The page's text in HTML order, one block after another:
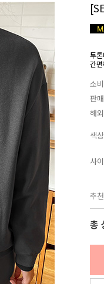
투
간
소
판
해
색상
사
추
총